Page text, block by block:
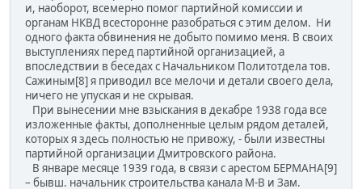
и, наоборот, всемерно помог партийной комиссии и
органам НКВД всесторонне разобраться с этим делом. Ни
одного факта обвинения не добыто помимо меня. В своих
выступлениях перед партийной организацией, а
впоследствии в беседах с Начальником Политотдела тов.
Сажиным[8] я приводил все мелочи и детали своего дела,
ничего не упуская и не скрывая.
При вынесении мне взыскания в декабре 1938 года все
изложенные факты, дополненные целым рядом деталей,
которых я здесь полностью не привожу, - были известны
партийной организации Дмитровского района.
В январе месяце 1939 года, в связи с арестом БЕРМАНА[9]
– бывш. начальник строительства канала М-В и Зам.